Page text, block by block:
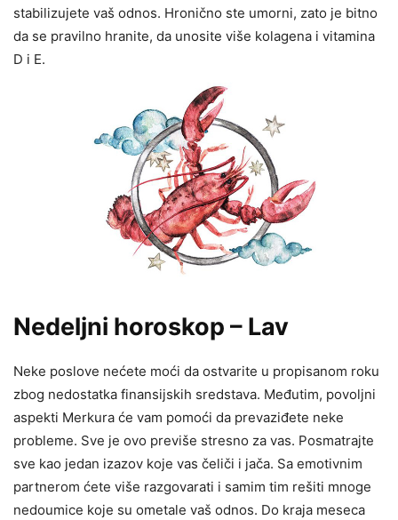
stabilizujete vaš odnos. Hronično ste umorni, zato je bitno
da se pravilno hranite, da unosite više kolagena i vitamina
D i E.
Nedeljni horoskop – Lav
Neke poslove nećete moći da ostvarite u propisanom roku
zbog nedostatka finansijskih sredstava. Međutim, povoljni
aspekti Merkura će vam pomoći da prevaziđete neke
probleme. Sve je ovo previše stresno za vas. Posmatrajte
sve kao jedan izazov koje vas čeliči i jača. Sa emotivnim
partnerom ćete više razgovarati i samim tim rešiti mnoge
nedoumice koje su ometale vaš odnos. Do kraja meseca